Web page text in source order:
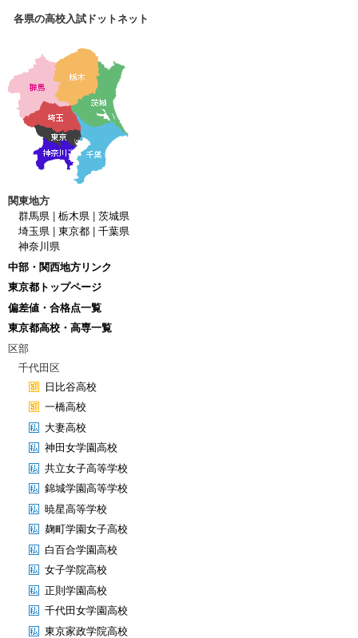
各県の高校入試ドットネット
関東地方
群馬県
栃木県
茨城県
埼玉県
東京都
千葉県
神奈川県
中部・関西地方リンク
東京都トップページ
偏差値・合格点一覧
東京都高校・高専一覧
区部
千代田区
日比谷高校
一橋高校
大妻高校
神田女学園高校
共立女子高等学校
錦城学園高等学校
暁星高等学校
麹町学園女子高校
白百合学園高校
女子学院高校
正則学園高校
千代田女学園高校
東京家政学院高校